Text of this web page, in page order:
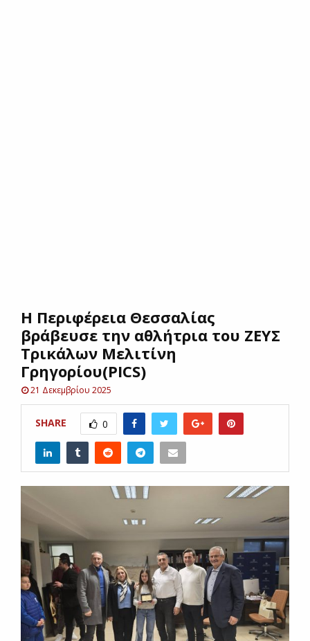
UΗ Περιφέρεια Θεσσαλίας
βράβευσε την αθλήτρια του ΖΕΥΣ
Τρικάλων Μελιτίνη
Γρηγορίου(PICS)
21 Δεκεμβρίου 2025
SHARE 0